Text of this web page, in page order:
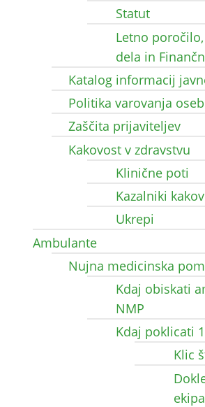
Statut
Letno
dela in
Katalog informacij
Politika varovanja
Zaščita prijaviteljev
Kakovost v zdravstvu
Klinične poti
Kazalniki
Ukrepi
Ambulante
Nujna medicinska
Kdaj obiskati
NMP
Kdaj poklicati
Klic